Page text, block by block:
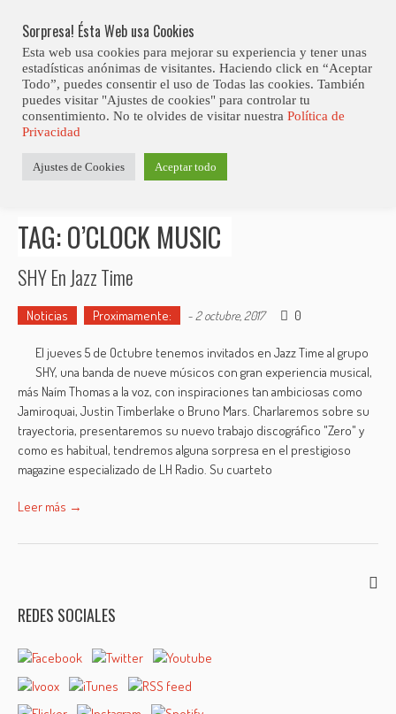
content
Club Contest.
Posts tagged "O’Clock Music"
TAG: O’CLOCK MUSIC
SHY En Jazz Time
Noticias Proximamente: - 2 octubre, 2017 0
El jueves 5 de Octubre tenemos invitados en Jazz Time al grupo
SHY, una banda de nueve músi­cos con gran experiencia musical,
más Naím Thomas a la voz, con inspiraciones tan ambiciosas como
Jamiroquai, Justin Tim­berlake o Bruno Mars. Charlaremos sobre su
trayectoria, presentaremos su nuevo trabajo discográfico "Zero" y
como es habitual, tendremos alguna sorpresa en el prestigioso
magazine especializado de LH Radio. Su cuarteto
Leer más →
REDES SOCIALES
Sorpresa! Ésta Web usa Cookies
Esta web usa cookies para mejorar su experiencia y tener unas
estadísticas anónimas de visitantes. Haciendo click en “Aceptar
Todo”, puedes consentir el uso de Todas las cookies. También
puedes visitar "Ajustes de cookies" para controlar tu
consentimiento. No te olvides de visitar nuestra Política de
Privacidad
Ajustes de Cookies Aceptar todo